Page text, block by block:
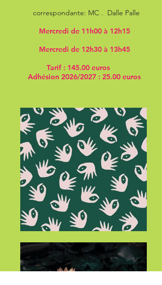
correspondante: MC . Dalle Palle
Mercredi de 11h00 à 12h15
Mercredi de 12h30 à 13h45
Tarif : 145.00 euros
Adhésion 2026/2027 : 25.00 euros